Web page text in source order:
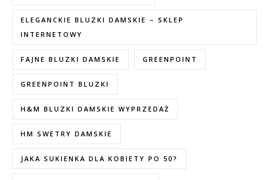
ELEGANCKIE BLUZKI DAMSKIE – SKLEP
INTERNETOWY
FAJNE BLUZKI DAMSKIE GREENPOINT
GREENPOINT BLUZKI
H&M BLUZKI DAMSKIE WYPRZEDAŻ
HM SWETRY DAMSKIE
JAKA SUKIENKA DLA KOBIETY PO 50?